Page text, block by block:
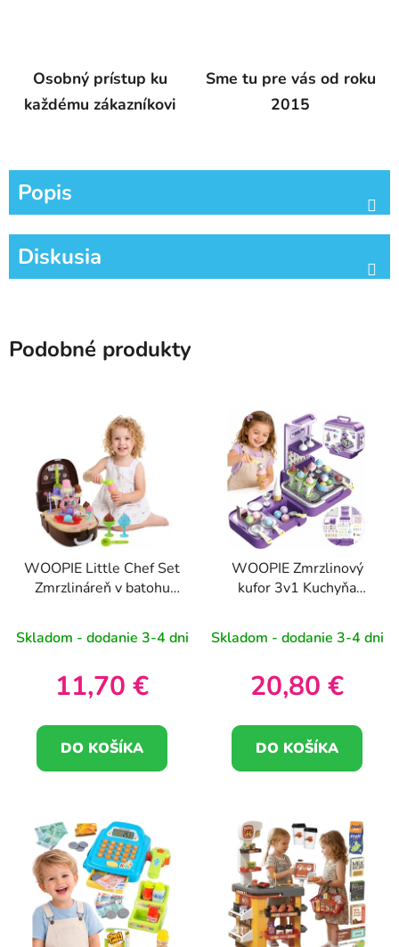
Osobný prístup ku
každému zákazníkovi
Sme tu pre vás od roku
2015
Popis
Diskusia
Podobné produkty
WOOPIE Little Chef Set
Zmrzlináreň v batohu
Skladom - dodanie 3-4 dni
11,70 €
DO KOŠÍKA
WOOPIE Zmrzlinový
kufor 3v1 Kuchyňa
62 ks
Skladom - dodanie 3-4 dni
20,80 €
DO KOŠÍKA